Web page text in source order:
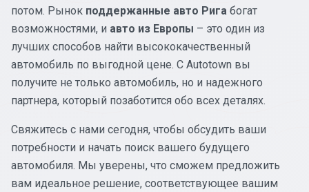
потом. Рынок поддержанные авто Рига богат
возможностями, и авто из Европы – это один из
лучших способов найти высококачественный
автомобиль по выгодной цене. С Autotown вы
получите не только автомобиль, но и надежного
партнера, который позаботится обо всех деталях.
Свяжитесь с нами сегодня, чтобы обсудить ваши
потребности и начать поиск вашего будущего
автомобиля. Мы уверены, что сможем предложить
вам идеальное решение, соответствующее вашим